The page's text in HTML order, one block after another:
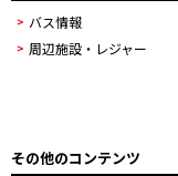
バス情報
周辺施設・レジャー
その他のコンテンツ